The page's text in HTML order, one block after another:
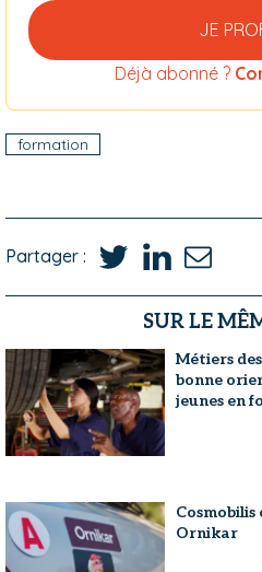
JE
Déjà abonné ?
formation
Partager :
SUR LE
Métiers
bonne
jeunes en
Cosmobilis
Ornikar